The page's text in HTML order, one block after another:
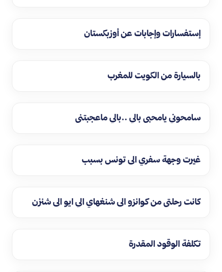
إستفسارات وإجابات عن أوزبكستان
بالسيارة من الكويت للمغرب
سامحوني يامحبي بالي ..بالي ماعجبتني
غيرت وجهة سفري الى تونس بسبب
كانت رحلتي من كوانزو الى شنغهاي الي ايو الى شنزن
تكلفة الوقود المقدرة